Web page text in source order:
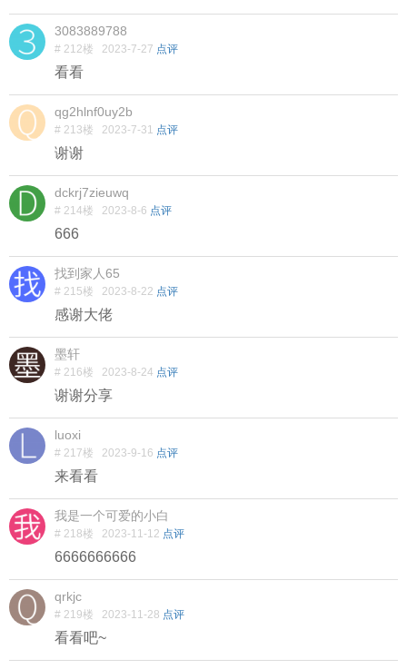
3083889788
# 212楼 2023-7-27 点评
看看
qg2hlnf0uy2b
# 213楼 2023-7-31 点评
谢谢
dckrj7zieuwq
# 214楼 2023-8-6 点评
666
找到家人65
# 215楼 2023-8-22 点评
感谢大佬
墨轩
# 216楼 2023-8-24 点评
谢谢分享
luoxi
# 217楼 2023-9-16 点评
来看看
我是一个可爱的小白
# 218楼 2023-11-12 点评
6666666666
qrkjc
# 219楼 2023-11-28 点评
看看吧~